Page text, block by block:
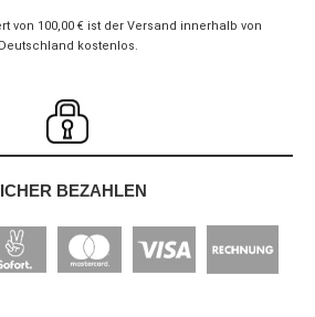
von 100,00 € ist der Versand innerhalb von
Deutschland kostenlos.
BEZAHLEN